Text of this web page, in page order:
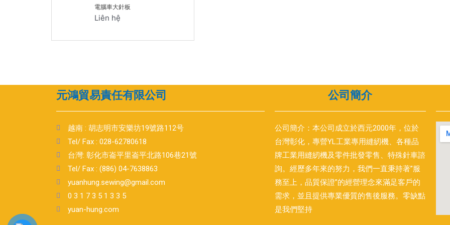
電腦車大針板
Liên hệ
元鴻貿易責任有限公司
越南 : 胡志明市安樂坊19號路112号
Tel/ Fax : 028-62780618
台灣: 彰化市崙平里崙平北路106巷21號
Tel/ Fax : (886) 04-7638863
yuanhung.sewing@gmail.com
0 3 1 7 3 5 1 3 3 5
yuan-hung.com
公司簡介
公司簡介：本公司成立於西元2000年，位於
台灣彰化，專營YL工業專用縫紉機、各種品
牌工業用縫紉機及零件批發零售、特殊針車諮
詢。經歷多年來的努力，我們一直秉持著”服
務至上，品質保證”的經營理念來滿足客戶的
需求，並且提供專業優質的售後服務。零缺點
是我們堅持